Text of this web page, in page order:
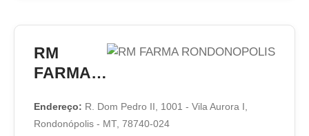
RM
FARMA
OPOLIS
Endereço: R. Dom Pedro II, 1001 - Vila Aurora I,
Rondonópolis - MT, 78740-024